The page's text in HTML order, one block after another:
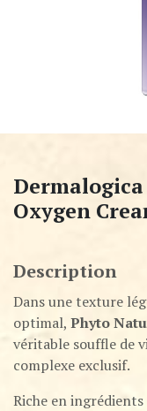
Oxygen
Description
Dans une texture
optimal, Phyto
véritable souffle de
complexe exclusif.
Riche en